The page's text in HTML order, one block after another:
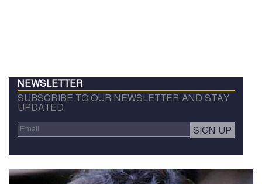
NEWSLETTER
SUBSCRIBE TO OUR NEWSLETTER AND STAY
UPDATED.